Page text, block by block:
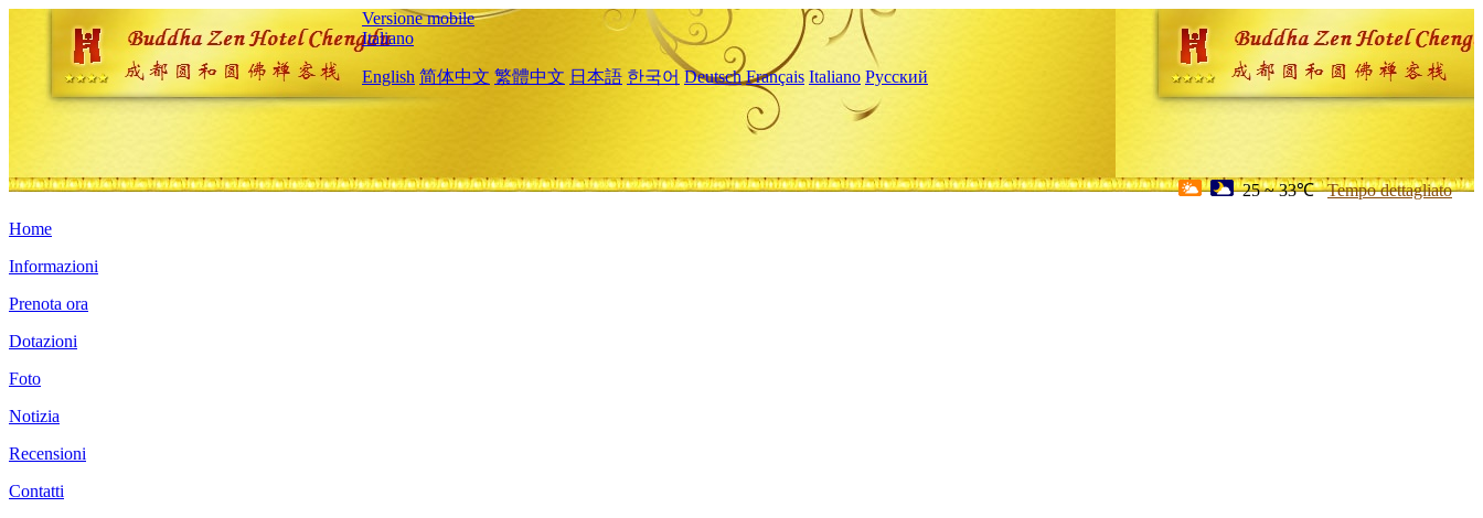
Versione mobile
Italiano
English 简体中文 繁體中文 日本語 한국어 Deutsch Français Italiano Русский
25 ~ 33℃ Tempo dettagliato
Home
Informazioni
Prenota ora
Dotazioni
Foto
Notizia
Recensioni
Contatti